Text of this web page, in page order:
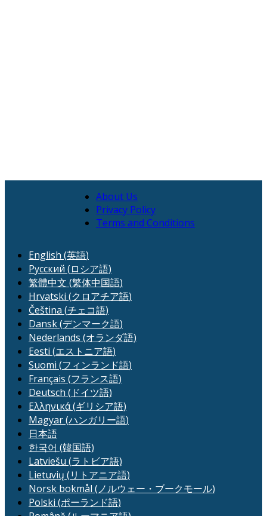
About Us
Privacy Policy
Terms and Conditions
English (英語)
Русский (ロシア語)
繁體中文 (繁体中国語)
Hrvatski (クロアチア語)
Čeština (チェコ語)
Dansk(デンマーク語)
Nederlands (オランダ語)
Eesti (エストニア語)
Suomi (フィンランド語)
Français (フランス語)
Deutsch ( ドイツ語)
Ελληνικά(ギリシア語)
Magyar(ハンガリー語)
日本語
한국어 (韓国語)
Latviešu (ラトビア語)
Lietuvių (リトアニア語)
Norsk bokmål (ノルウェー・ブークモール)
Polski (ポーランド語)